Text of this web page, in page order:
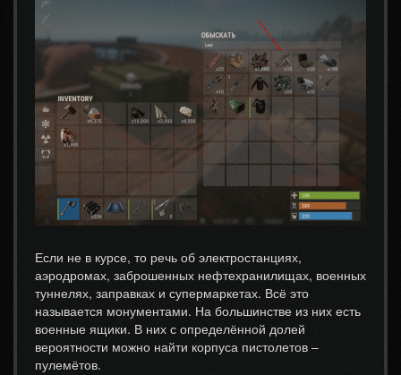
Если не в курсе, то речь об электростанциях,
аэродромах, заброшенных нефтехранилищах, военных
туннелях, заправках и супермаркетах. Всё это
называется монументами. На большинстве из них есть
военные ящики. В них с определённой долей
вероятности можно найти корпуса пистолетов –
пулемётов.